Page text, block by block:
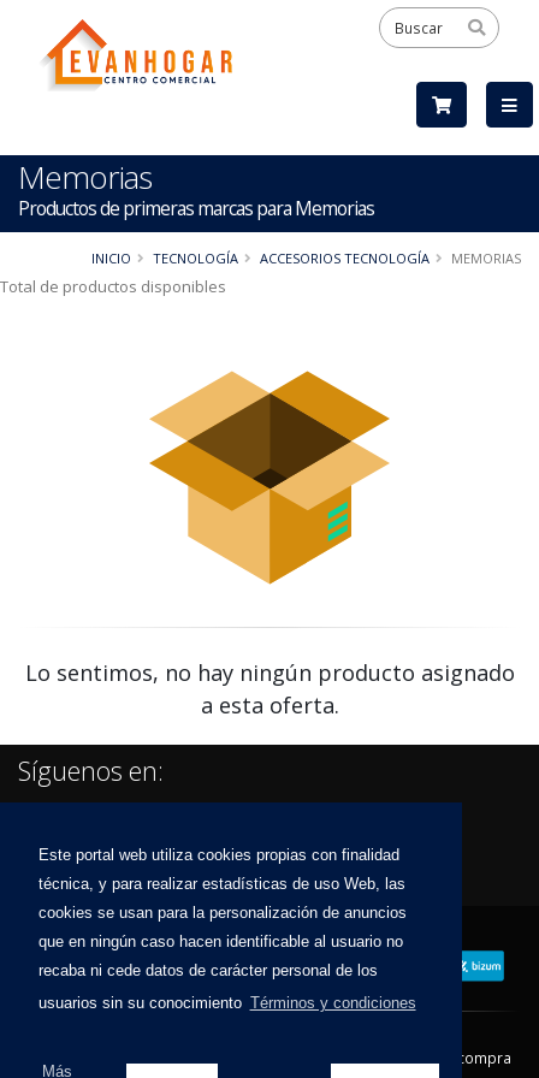
Este portal web utiliza cookies propias con finalidad
técnica, y para realizar estadísticas de uso Web, las
cookies se usan para la personalización de anuncios
que en ningún caso hacen identificable al usuario no
recaba ni cede datos de carácter personal de los
usuarios sin su conocimiento Términos y condiciones
Más
Memorias
Productos de primeras marcas para Memorias
INICIO TECNOLOGÍA ACCESORIOS TECNOLOGÍA MEMORIAS
Total de productos disponibles
Lo sentimos, no hay ningún producto asignado
a esta oferta.
Síguenos en:
Condiciones de compra